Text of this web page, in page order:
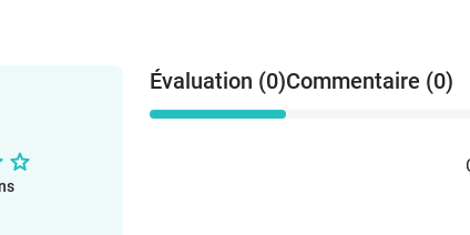
Évaluation (0)Commentaire (0)